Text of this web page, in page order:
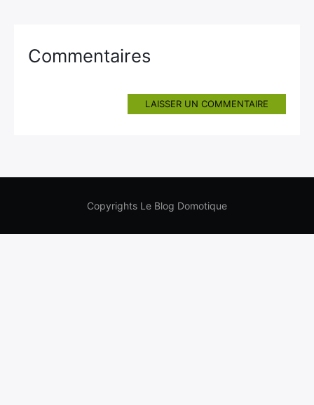
Commentaires
LAISSER UN COMMENTAIRE
Copyrights Le Blog Domotique